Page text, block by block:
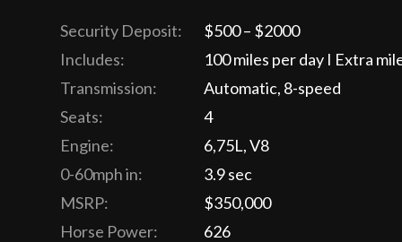
Security Deposit:
$500 – $2000
Includes:
100 miles per day I Extra
Transmission:
Automatic, 8-speed
Seats:
4
Engine:
6,75L, V8
0-60mph in:
3.9 sec
MSRP:
$350,000
Horse Power:
626